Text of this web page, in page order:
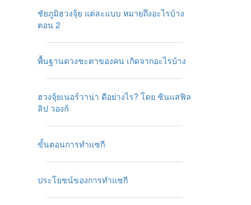
ชัยภูมิฮวงจุ้ย แต่ละแบบ หมายถึงอะไรบ้าง
ตอน 2
พื้นฐานดวงชะตาของคน เกิดจากอะไรบ้าง
ฮวงจุ้ยเนอร์วาน่า ดีอย่างไร? โดย ซินแสฟิล
ลิป วองก์
ขั้นตอนการทำแซกี
ประโยชน์ของการทำแซกี